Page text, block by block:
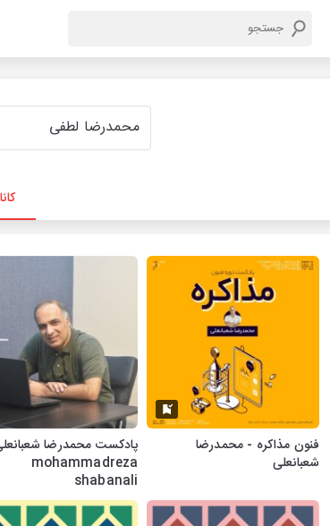
فنون مذاکره - محمدرضا
شعبانعلی
پادکست محمدرضا
mohammadreza
shabanali